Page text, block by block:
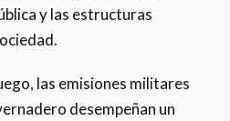
y las estructuras
las emisiones militares
desempeñan un